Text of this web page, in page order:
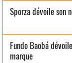
Sporza dévoile son
Fundo Baobá
marque